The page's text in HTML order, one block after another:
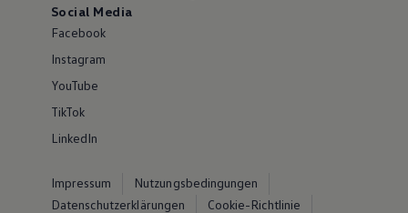
Social Media
Facebook
Instagram
YouTube
TikTok
LinkedIn
Impressum
Nutzungsbedingungen
Datenschutzerklärungen
Cookie-Richtlinie